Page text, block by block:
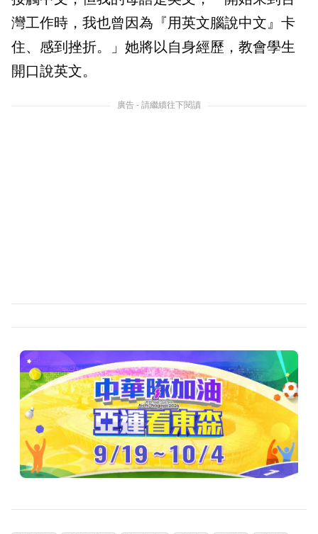
灣工作時，我也曾因為『用英文腦說中文』卡
住、感到挫折。」她將以自身經歷，教會學生
開口說英文。
廣告 - 請繼續往下閱讀